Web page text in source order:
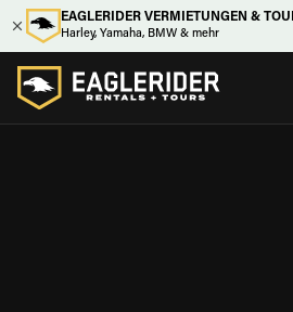
EAGLERIDER VERMIETUNGEN &
Harley, Yamaha, BMW & mehr